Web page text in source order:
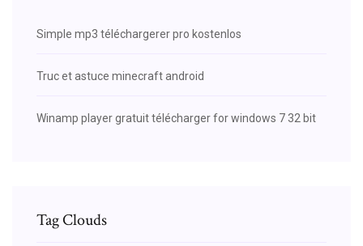
Simple mp3 téléchargerer pro kostenlos
Truc et astuce minecraft android
Winamp player gratuit télécharger for windows 7 32 bit
Tag Clouds